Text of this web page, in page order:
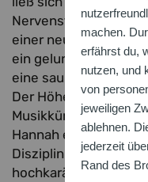
machen.
erfährst du,
nutzen, und
von
jeweiligen
ablehnen.
jederzeit
Rand des
Nervenstärke und
einer neuen
ein gelungener
eine saubere und
Der Höhepunkt ihres
Musikkür. Mit einer
Hannah einen
Disziplin – ein großer
hochkarätigen